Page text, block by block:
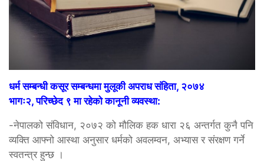
धर्म सम्बन्धी कसूर सम्बन्धमा मुलूकी अपराध संहिता, २०७४
भागः२, परिच्छेद ९ मा रहेको कानूनी व्यवस्था:
-नेपालको संविधान, २०७२ को मौलिक हक धारा २६ अन्तर्गत कुनै पनि
व्यक्ति आफ्नो आस्था अनुसार धर्मको अवलम्वन, अभ्यास र संरक्षण गर्ने
स्वतन्त्र हुन्छ ।